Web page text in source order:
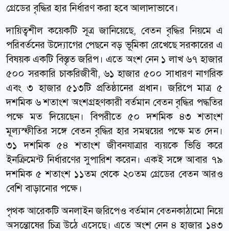
গ্রেডের বৃদ্ধির হার নির্ধারণ করা হবে আলাদাভাবে।
দায়িত্বশীল কয়েকটি সূত্র জানিয়েছে, বেতন বৃদ্ধির নিয়মে এ
পরিবর্তনের উদ্যোগের পেছনে বড় ভূমিকা রেখেছে সরকারের এ
বিষয়ক একটি বিস্তৃত জরিপ। এতে অংশ নেন ১ লাখ ৬৭ হাজার
৫০০ সরকারি চাকরিজীবী, ৬১ হাজার ৫০০ সাধারণ নাগরিক
এবং ৩ হাজার ৫১৩টি প্রতিষ্ঠানের প্রধান। জরিপে মাত্র ৫
দশমিক ৬ শতাংশ অংশগ্রহণকারী বর্তমান বেতন বৃদ্ধির পদ্ধতির
পক্ষে মত দিয়েছেন। বিপরীতে ৫০ দশমিক ৪৩ শতাংশ
মূল্যস্ফীতির সঙ্গে বেতন বৃদ্ধির হার সমন্বয়ের পক্ষে মত দেন।
৩১ দশমিক ৫৪ শতাংশ জীবনযাত্রার ব্যয়কে ভিত্তি করে
ইনক্রিমেন্ট নির্ধারণের সুপারিশ করেন। একই সঙ্গে আবার ৭৯
দশমিক ৫ শতাংশ ১১তম থেকে ২০তম গ্রেডের বেতন আরও
বেশি বাড়ানোর পক্ষে।
পৃথক আরেকটি অনলাইন জরিপেও বর্তমান বেতনকাঠামো নিয়ে
অসন্তোষের চিত্র উঠে এসেছে। এতে অংশ নেন ৪ হাজার ১৪৩